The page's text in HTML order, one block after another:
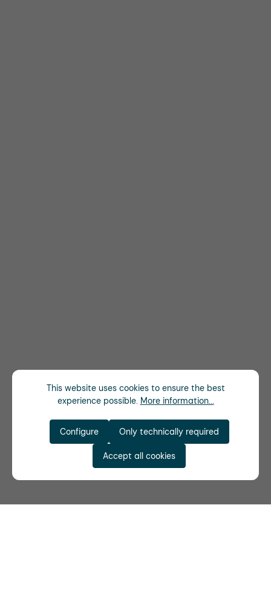
This website uses cookies to ensure the best
experience possible. More information...
Only technically required
Configure
Accept all cookies